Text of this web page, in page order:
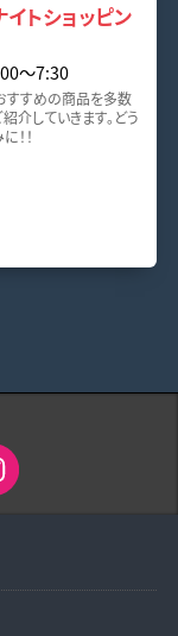
イトショッピン
〜7:30
すすめの商品を多数
介していきます。どう
！！